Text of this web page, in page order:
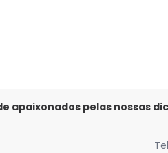
apaixonados pelas nossas